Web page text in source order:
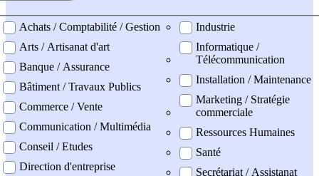
professionel
Achats / Comptabilité / Gestion
Arts / Artisanat d'art
Banque / Assurance
Bâtiment / Travaux Publics
Commerce / Vente
Communication / Multimédia
Conseil / Etudes
Direction d'entreprise
Industrie
Informatique /
Télécommunication
Installation / Maintenance
Marketing / Stratégie
commerciale
Ressources Humaines
Santé
Secrétariat / Assistanat